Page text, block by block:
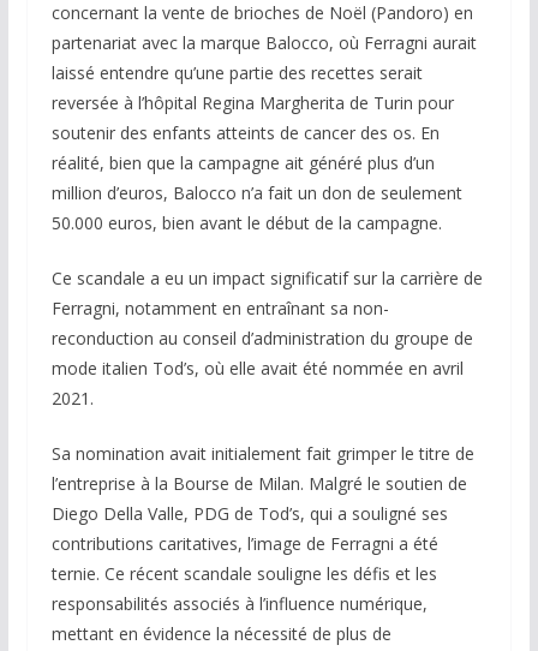
concernant la vente de brioches de Noël (Pandoro) en
partenariat avec la marque Balocco, où Ferragni aurait
laissé entendre qu’une partie des recettes serait
reversée à l’hôpital Regina Margherita de Turin pour
soutenir des enfants atteints de cancer des os. En
réalité, bien que la campagne ait généré plus d’un
million d’euros, Balocco n’a fait un don de seulement
50.000 euros, bien avant le début de la campagne.
Ce scandale a eu un impact significatif sur la carrière de
Ferragni, notamment en entraînant sa non-
reconduction au conseil d’administration du groupe de
mode italien Tod’s, où elle avait été nommée en avril
2021.
Sa nomination avait initialement fait grimper le titre de
l’entreprise à la Bourse de Milan. Malgré le soutien de
Diego Della Valle, PDG de Tod’s, qui a souligné ses
contributions caritatives, l’image de Ferragni a été
ternie. Ce récent scandale souligne les défis et les
responsabilités associés à l’influence numérique,
mettant en évidence la nécessité de plus de